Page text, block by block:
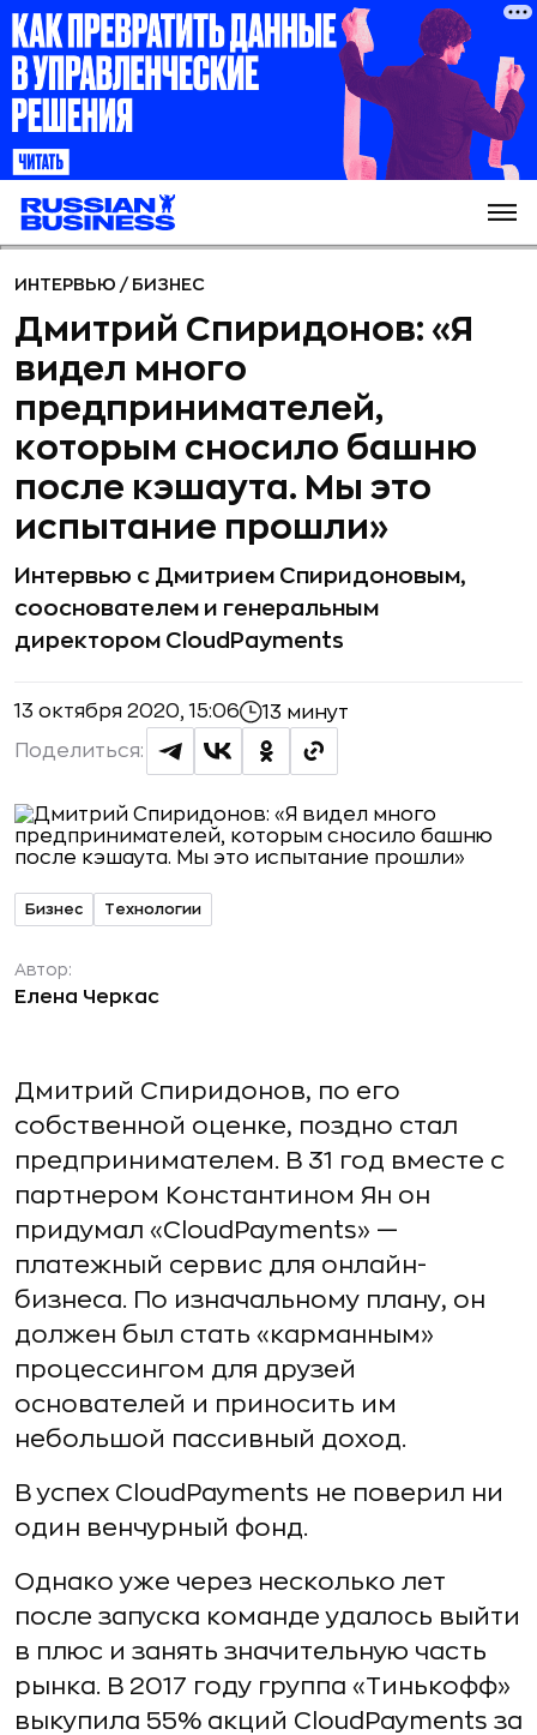
ИНТЕРВЬЮ / БИЗНЕС
Дмитрий Спиридонов: «Я
видел много
предпринимателей,
которым сносило башню
после кэшаута. Мы это
испытание прошли»
Интервью с Дмитрием Спиридоновым,
сооснователем и генеральным
директором CloudPayments
13 октября 2020, 15:06 13 минут
Поделиться:
Бизнес Технологии
Автор:
Елена Черкас
Дмитрий Спиридонов, по его
собственной оценке, поздно стал
предпринимателем. В 31 год вместе с
партнером Константином Ян он
придумал «CloudPayments» —
платежный сервис для онлайн-
бизнеса. По изначальному плану, он
должен был стать «карманным»
процессингом для друзей
основателей и приносить им
небольшой пассивный доход.
В успех CloudPayments не поверил ни
один венчурный фонд.
Однако уже через несколько лет
после запуска команде удалось выйти
в плюс и занять значительную часть
рынка. В 2017 году группа «Тинькофф»
выкупила 55% акций CloudPayments за